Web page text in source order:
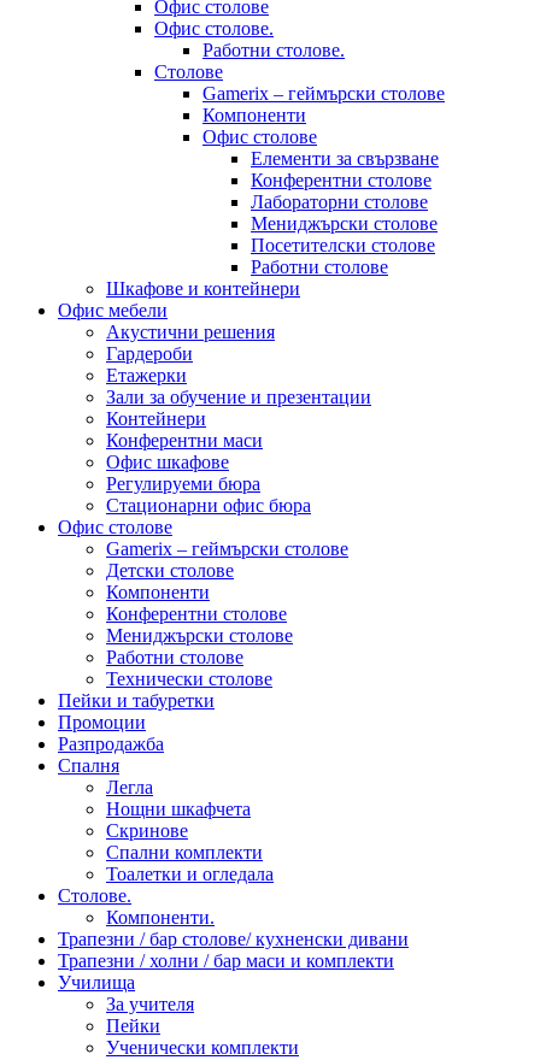
Офис столове
Офис столове.
Работни столове.
Столове
Gamerix – геймърски столове
Компоненти
Офис столове
Елементи за свързване
Конферентни столове
Лабораторни столове
Мениджърски столове
Посетителски столове
Работни столове
Шкафове и контейнери
Офис мебели
Акустични решения
Гардероби
Етажерки
Зали за обучение и презентации
Контейнери
Конферентни маси
Офис шкафове
Регулируеми бюра
Стационарни офис бюра
Офис столове
Gamerix – геймърски столове
Детски столове
Компоненти
Конферентни столове
Мениджърски столове
Работни столове
Технически столове
Пейки и табуретки
Промоции
Разпродажба
Спалня
Легла
Нощни шкафчета
Скринове
Спални комплекти
Тоалетки и огледала
Столове.
Компоненти.
Трапезни / бар столове/ кухненски дивани
Трапезни / холни / бар маси и комплекти
Училища
За учителя
Пейки
Ученически комплекти